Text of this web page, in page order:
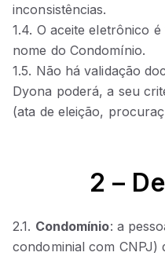
inconsistências.
1.4. O aceite eletrônico é
nome do Condomínio.
1.5. Não há validação
Dyona poderá, a seu
(ata de eleição,
2 –
2.1. Condomínio: a
condominial com CNPJ)